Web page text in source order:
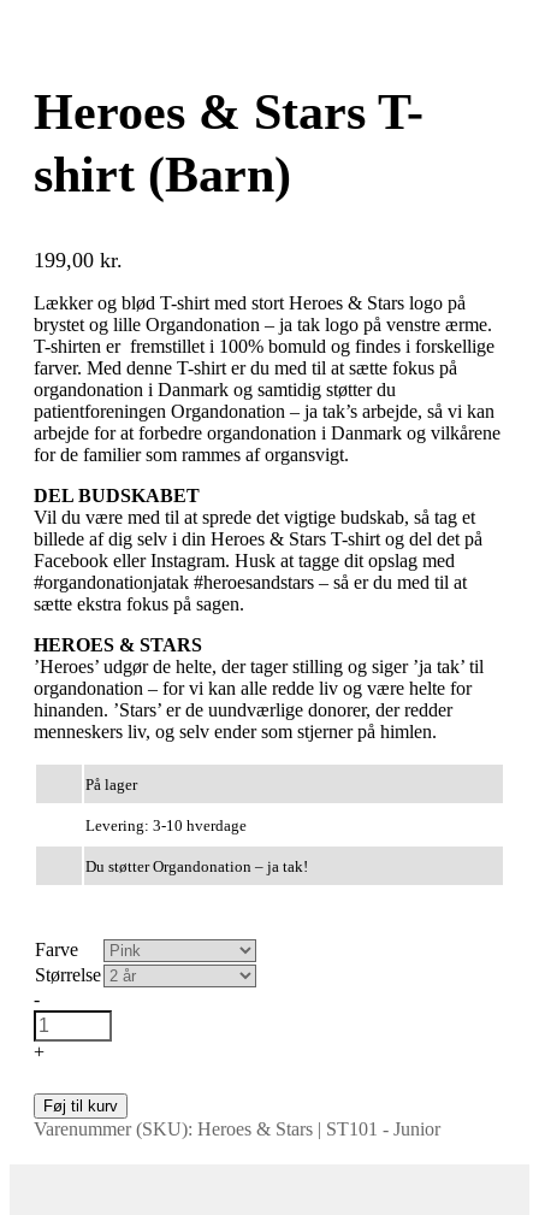
Heroes & Stars T-
shirt (Barn)
199,00 kr.
Lækker og blød T-shirt med stort Heroes & Stars logo på
brystet og lille Organdonation – ja tak logo på venstre ærme.
T-shirten er fremstillet i 100% bomuld og findes i forskellige
farver. Med denne T-shirt er du med til at sætte fokus på
organdonation i Danmark og samtidig støtter du
patientforeningen Organdonation – ja tak’s arbejde, så vi kan
arbejde for at forbedre organdonation i Danmark og vilkårene
for de familier som rammes af organsvigt.
DEL BUDSKABET
Vil du være med til at sprede det vigtige budskab, så tag et
billede af dig selv i din Heroes & Stars T-shirt og del det på
Facebook eller Instagram. Husk at tagge dit opslag med
#organdonationjatak #heroesandstars – så er du med til at
sætte ekstra fokus på sagen.
HEROES & STARS
’Heroes’ udgør de helte, der tager stilling og siger ’ja tak’ til
organdonation – for vi kan alle redde liv og være helte for
hinanden. ’Stars’ er de uundværlige donorer, der redder
menneskers liv, og selv ender som stjerner på himlen.
På lager
Levering: 3-10 hverdage
Du støtter Organdonation – ja tak!
Farve
Størrelse
-
+
Føj til kurv
Varenummer (SKU): Heroes & Stars | ST101 - Junior